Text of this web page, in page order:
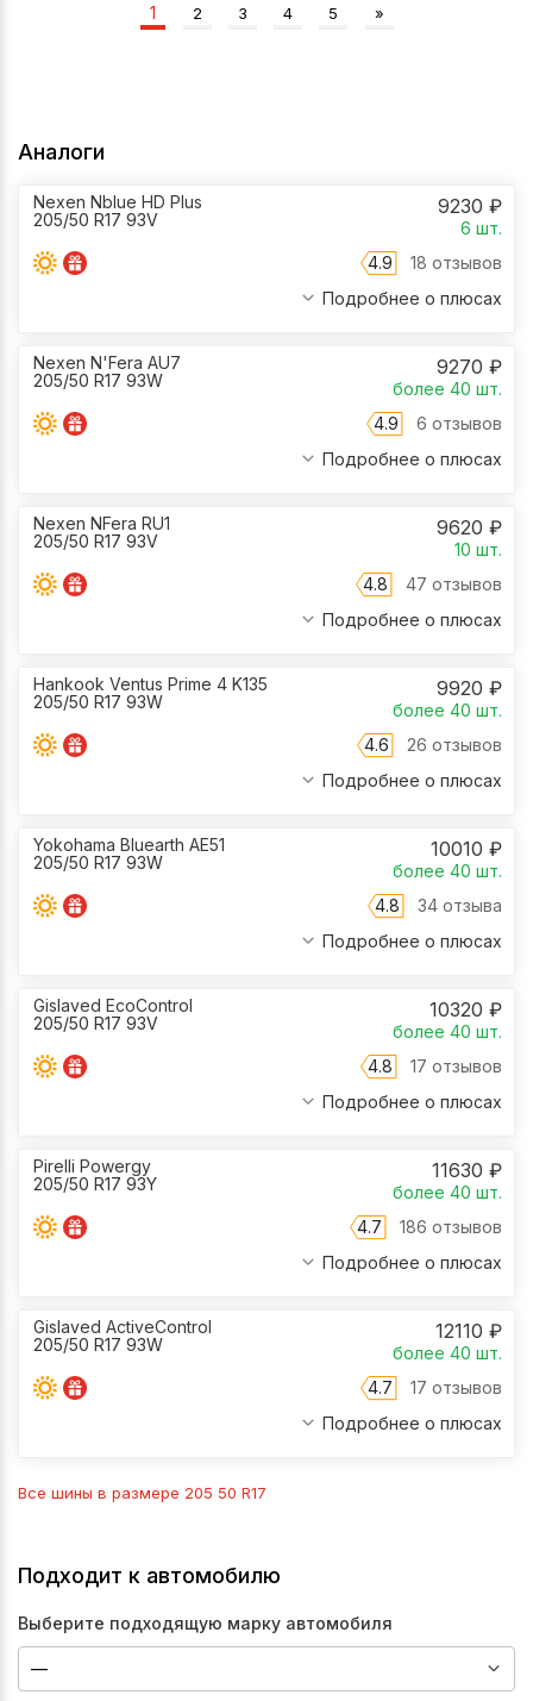
1 2 3 4 5 »
Аналоги
Nexen Nblue HD Plus
205/50 R17 93V
9230 ₽
6 шт.
4.9
18 отзывов
Подробнее о плюсах
Nexen N'Fera AU7
205/50 R17 93W
9270 ₽
более 40 шт.
4.9
6 отзывов
Подробнее о плюсах
Nexen NFera RU1
205/50 R17 93V
9620 ₽
10 шт.
4.8
47 отзывов
Подробнее о плюсах
Hankook Ventus Prime 4 K135
205/50 R17 93W
9920 ₽
более 40 шт.
4.6
26 отзывов
Подробнее о плюсах
Yokohama Bluearth AE51
205/50 R17 93W
10010 ₽
более 40 шт.
4.8
34 отзыва
Подробнее о плюсах
Gislaved EcoControl
205/50 R17 93V
10320 ₽
более 40 шт.
4.8
17 отзывов
Подробнее о плюсах
Pirelli Powergy
205/50 R17 93Y
11630 ₽
более 40 шт.
4.7
186 отзывов
Подробнее о плюсах
Gislaved ActiveControl
205/50 R17 93W
12110 ₽
более 40 шт.
4.7
17 отзывов
Подробнее о плюсах
Все шины в размере 205 50 R17
Подходит к автомобилю
Выберите подходящую марку автомобиля